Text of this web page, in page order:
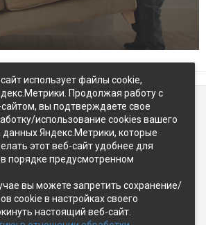
ул Восточное-шоссе, д.5
использует файлы cookie,
Продолжая работу с
вы подтверждаете свое
использование cookies вашего
данных Яндекс.Метрики, которые
этот веб-сайт удобнее для
порядке предусмотренном
вы можете запретить сохранение/
cookie в настройках своего
настоящий веб-сайт.